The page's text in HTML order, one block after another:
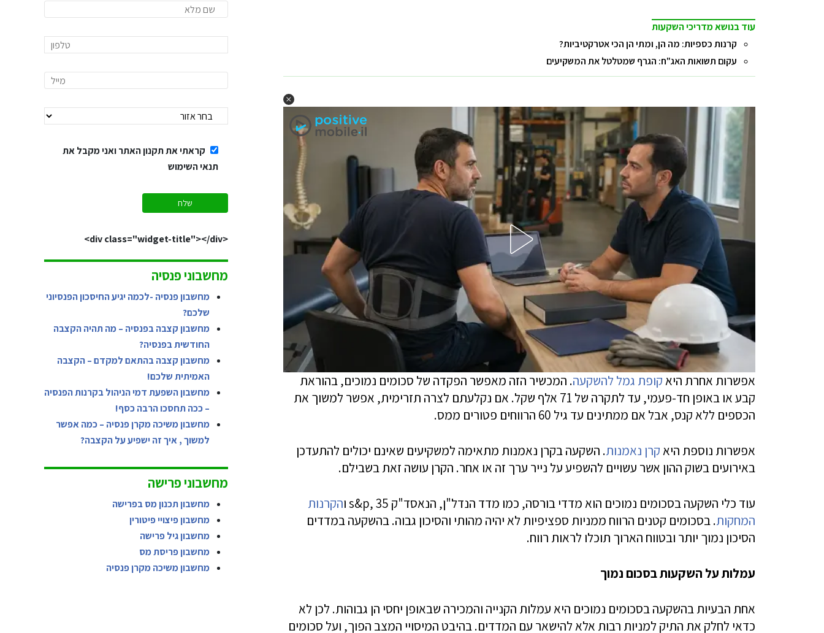
עוד בנושא מדריכי השקעות
קרנות כספיות: מה הן, ומתי הן הכי אטרקטיביות?
עקום תשואות האג"ח: הגרף שמטלטל את המשקיעים
אפשרות אחרת היאקופת גמל להשקעה. המכשיר הזה מאפשר הפקדה של סכומים נמוכים, בהוראת
קבע או באופן חד-פעמי, עד לתקרה של 71 אלף שקל. אם נקלעתם לצרה תזרימית, אפשר למשוך את
הכספים ללא קנס, אבל אם ממתינים עד גיל 60 הרווחים פטורים ממס.
אפשרות נוספת היאקרן נאמנות. השקעה בקרן נאמנות מתאימה למשקיעים שאינם יכולים להתעדכן
באירועים בשוק ההון אשר עשויים להשפיע על נייר ערך זה או אחר. הקרן עושה זאת בשבילם.
עוד כלי השקעה בסכומים נמוכים הוא מדדי בורסה, כמו מדד הנדל"ן, הנאסד"ק s&p, 35 ו
הקרנות
המחקות. בסכומים קטנים הרווח ממניות ספציפיות לא יהיה מהותי והסיכון גבוה. בהשקעה במדדים
הסיכון נמוך יותר ובטווח הארוך תוכלו לראות רווח.
עמלות על השקעות בסכום נמוך
אחת הבעיות בהשקעה בסכומים נמוכים היא עמלות הקנייה והמכירה שבאופן יחסי הן גבוהות. לכן לא
כדאי לחלק את התיק למניות רבות אלא להישאר עם המדדים. בהיבט המיסויי המצב הפוך, ועל סכומים
קראתי את תקנון האתר ואני מקבל את
תנאי השימוש
<div class="widget-title"></div>
מחשבוני פנסיה
מחשבון פנסיה -לכמה יגיע החיסכון הפנסיוני
שלכם?
מחשבון קצבה בפנסיה – מה תהיה הקצבה
החודשית בפנסיה?
מחשבון קצבה בהתאם למקדם – הקצבה
האמיתית שלכם!
מחשבון השפעת דמי הניהול בקרנות הפנסיה
– ככה תחסכו הרבה כסף!
מחשבון משיכה מקרן פנסיה – כמה אפשר
למשוך , איך זה ישפיע על הקצבה?
מחשבוני פרישה
מחשבון תכנון מס בפרישה
מחשבון פיצויי פיטורין
מחשבון גיל פרישה
מחשבון פריסת מס
מחשבון משיכה מקרן פנסיה